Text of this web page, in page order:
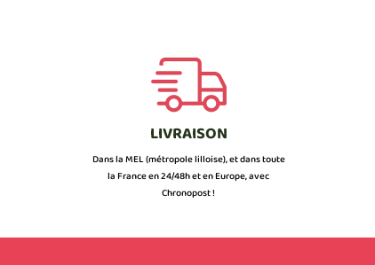
LIVRAISON
Dans la MEL (métropole lilloise), et dans toute
la France en 24/48h et en Europe, avec
Chronopost !